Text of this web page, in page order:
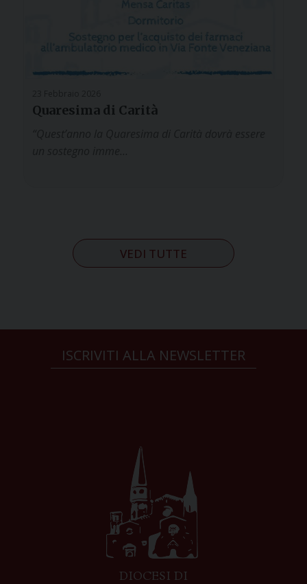
Quaresima di Carità
VEDI TUTTE
ISCRIVITI ALLA NEWSLETTER
DIOCESI DI